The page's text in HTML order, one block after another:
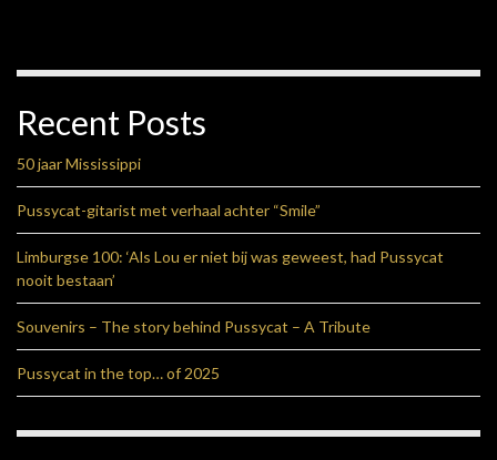
Recent Posts
50 jaar Mississippi
Pussycat-gitarist met verhaal achter “Smile”
Limburgse 100: ‘Als Lou er niet bij was geweest, had Pussycat
nooit bestaan’
Souvenirs – The story behind Pussycat – A Tribute
Pussycat in the top… of 2025